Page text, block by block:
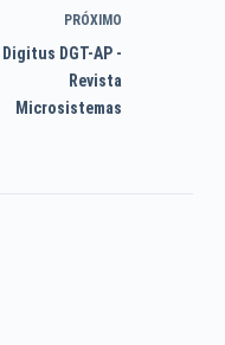
PRÓXIMO
Digitus DGT-AP -
Revista
Microsistemas